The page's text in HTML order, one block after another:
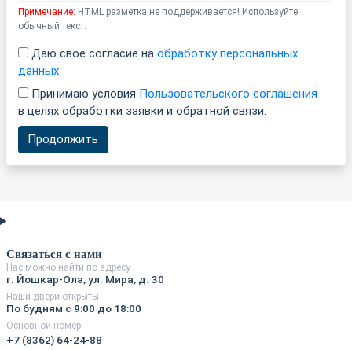
Примечание: HTML разметка не поддерживается! Используйте
обычный текст.
Даю свое согласие на обработку персональных
данных
Принимаю условия Пользовательского соглашения
в целях обработки заявки и обратной связи.
Продолжить
Связаться с нами
Нас можно найти по адресу
г. Йошкар-Ола, ул. Мира, д. 30
Наши двери открыты
По будням с 9:00 до 18:00
Основной номер
+7 (8362) 64-24-88